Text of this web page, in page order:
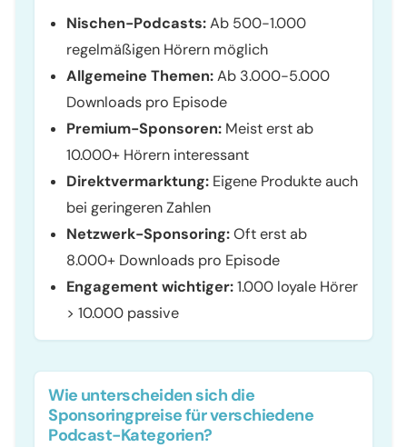
Nischen-Podcasts:Ab 500-1.000
regelmäßigen Hörern möglich
Allgemeine Themen:Ab 3.000-5.000
Downloads pro Episode
Premium-Sponsoren: Meist erst ab
10.000+ Hörern interessant
Direktvermarktung: Eigene Produkte auch
bei geringeren Zahlen
Netzwerk-Sponsoring:Oft erst ab
8.000+ Downloads pro Episode
Engagement wichtiger:1.000 loyale Hörer
> 10.000 passive
Wie unterscheiden sich die
Sponsoringpreise für verschiedene
Podcast-Kategorien?